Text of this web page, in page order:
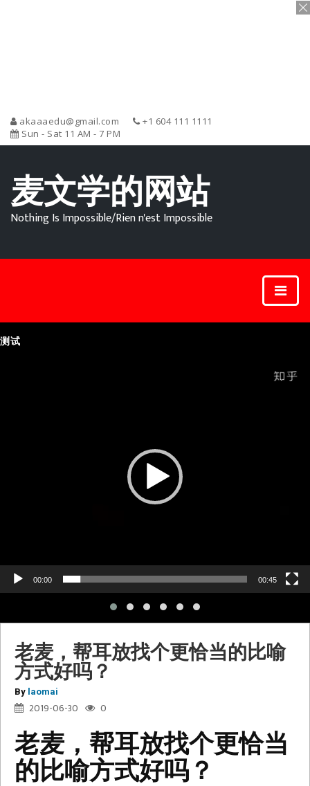
akaaaedu@gmail.com
+1 604 111 1111
Sun - Sat 11 AM - 7 PM
麦文学的网站
Nothing Is Impossible/Rien n'est Impossible
测试
00:00 00:45
老麦，帮耳放找个更恰当的比喻
方式好吗？
By laomai
2019-06-30 0
老麦，帮耳放找个更恰当
的比喻方式好吗？